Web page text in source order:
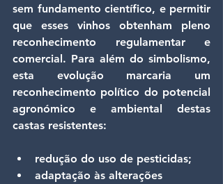
sem fundamento científico, e permitir
que esses vinhos obtenham pleno
reconhecimento regulamentar e
comercial. Para além do simbolismo,
esta evolução marcaria um
reconhecimento político do potencial
agronómico e ambiental destas
castas resistentes:
redução do uso de pesticidas;
adaptação às alterações